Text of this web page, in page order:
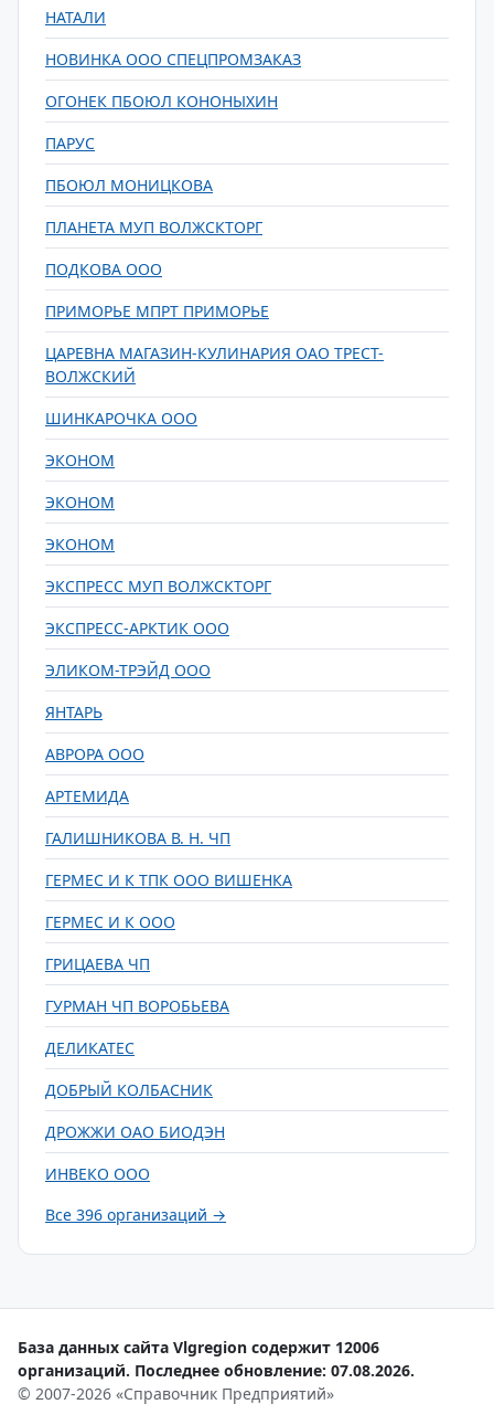
НАТАЛИ
НОВИНКА ООО СПЕЦПРОМЗАКАЗ
ОГОНЕК ПБОЮЛ КОНОНЫХИН
ПАРУС
ПБОЮЛ МОНИЦКОВА
ПЛАНЕТА МУП ВОЛЖСКТОРГ
ПОДКОВА ООО
ПРИМОРЬЕ МПРТ ПРИМОРЬЕ
ЦАРЕВНА МАГАЗИН-КУЛИНАРИЯ ОАО ТРЕСТ-
ВОЛЖСКИЙ
ШИНКАРОЧКА ООО
ЭКОНОМ
ЭКОНОМ
ЭКОНОМ
ЭКСПРЕСС МУП ВОЛЖСКТОРГ
ЭКСПРЕСС-АРКТИК ООО
ЭЛИКОМ-ТРЭЙД ООО
ЯНТАРЬ
АВРОРА ООО
АРТЕМИДА
ГАЛИШНИКОВА В. Н. ЧП
ГЕРМЕС И К ТПК ООО ВИШЕНКА
ГЕРМЕС И К ООО
ГРИЦАЕВА ЧП
ГУРМАН ЧП ВОРОБЬЕВА
ДЕЛИКАТЕС
ДОБРЫЙ КОЛБАСНИК
ДРОЖЖИ ОАО БИОДЭН
ИНВЕКО ООО
Все 396 организаций →
База данных сайта Vlgregion содержит 12006
организаций. Последнее обновление: 07.08.2026.
© 2007-2026 «Справочник Предприятий»